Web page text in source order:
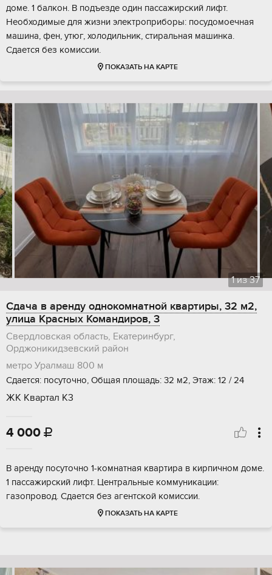
доме. 1 балкон. В подъезде один пассажирский лифт.
Необходимые для жизни электроприборы: посудомоечная
машина, фен, утюг, холодильник, стиральная машинка.
Сдается без комиссии.
ПОКАЗАТЬ НА КАРТЕ
1из37
Сдача в аренду однокомнатной квартиры, 32 м2,
улица Красных Командиров, 3
Свердловская область, Екатеринбург,
Орджоникидзевский район
метро Уралмаш 800 м
Сдается: посуточно, Общая площадь: 32 м2, Этаж: 12 / 24
ЖК Квартал К3
4 000 
В аренду посуточно 1-комнатная квартира в кирпичном доме.
1 пассажирский лифт. Центральные коммуникации:
газопровод. Сдается без агентской комиссии.
ПОКАЗАТЬ НА КАРТЕ